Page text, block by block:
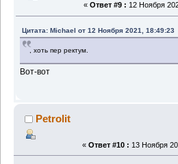
« Ответ #9 : 12 Ноября
Цитата: Michael от 12 Ноября 2021, 18:49:23
, хоть пер ректум.
Вот-вот
Petrolit
« Ответ #10 : 13 Ноября